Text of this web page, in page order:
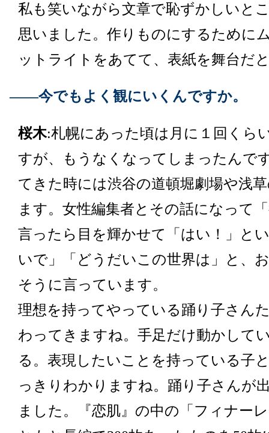
私も笑いながら文章で恥ずかしいと
思いました。作りものにするために
ットライトをあてて、表紙を舞台だ
――今でもよく観にいくんですか。
桜木:札幌にあった頃は月に１回くら
すが、もうなくなってしまったんで
てきた時には渋谷の道頓堀劇場や浅
ます。女性編集者とその話になって
言ったら目を輝かせて「はい！」と
いで」「どうだいこの世界は」と、
そうに言っています。
理想を持ってやっている踊り子さん
わってきますね。手足だけ動かして
る。表現したいことを持っている子
っきりわかりますね。踊り子さんが
ました。『恋肌』の中の「フィナー